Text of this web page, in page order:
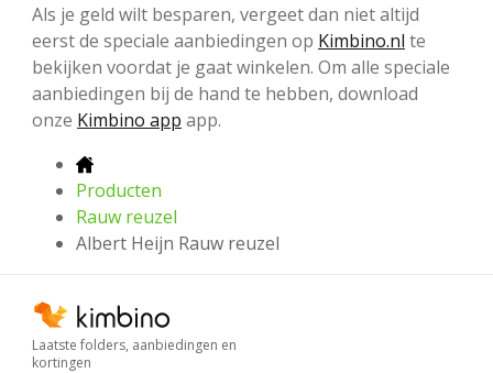
Als je geld wilt besparen, vergeet dan niet altijd
eerst de speciale aanbiedingen op Kimbino.nl te
bekijken voordat je gaat winkelen. Om alle speciale
aanbiedingen bij de hand te hebben, download
onze Kimbino app app.
Producten
Rauw reuzel
Albert Heijn Rauw reuzel
Laatste folders, aanbiedingen en
kortingen